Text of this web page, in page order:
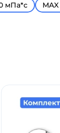
мПа*с